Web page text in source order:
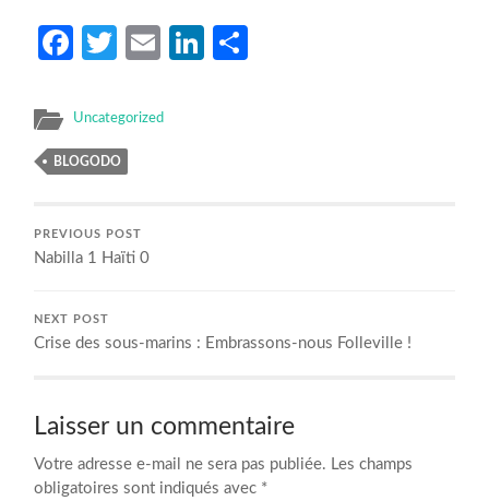
Facebook
Twitter
EmailLinkedIn
Uncategorized
BLOGODO
PREVIOUS POST
Nabilla 1 Haïti 0
NEXT POST
Crise des sous-marins : Embrassons-nous Folleville !
Laisser un commentaire
Votre adresse e-mail ne sera pas publiée. Les champs
obligatoires sont indiqués avec *